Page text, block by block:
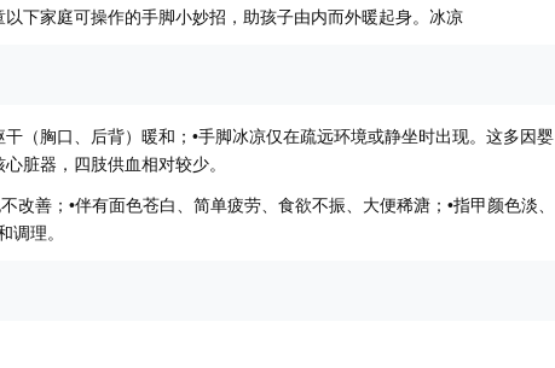
下家庭可操作的手脚小妙招，助孩子由内而外暖起身。冰凉
（胸口、后背）暖和；•手脚冰凉仅在疏远环境或静坐时出现。这多因婴
脏器，四肢供血相对较少。
善；•伴有面色苍白、简单疲劳、食欲不振、大便稀溏；•指甲颜色淡、
调理。